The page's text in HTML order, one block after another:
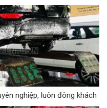
nghiệp, luôn đông khách